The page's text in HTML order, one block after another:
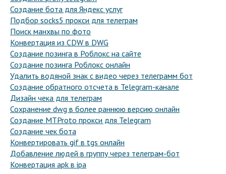
Создание бота для Яндекс услуг
Подбор socks5 прокси для телеграм
Поиск манхвы по фото
Конвертация из CDW в DWG
Создание позинга в Роблокс на сайте
Создание позинга Роблокс онлайн
Удалить водяной знак с видео через телеграмм бот
Создание обратного отсчета в Telegram-канале
Дизайн чека для телеграм
Сохранение dwg в более раннюю версию онлайн
Создание MTProto прокси для Telegram
Создание чек бота
Конвертировать gif в tgs онлайн
Добавление людей в группу через телеграм-бот
Конвертация apk в ipa